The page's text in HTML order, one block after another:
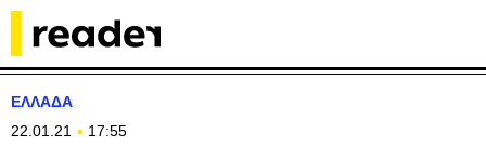
ΕΛΛΑΔΑ
22.01.21
17:55